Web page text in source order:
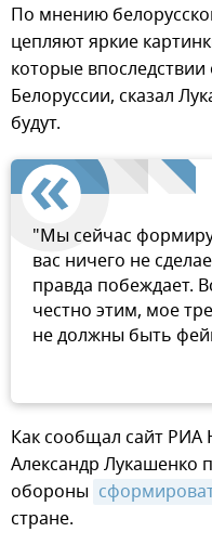
По мнению
цепляют яркие
которые
Белоруссии, сказал
будут.
"Мы сейчас
вас ничего не
правда побеждает.
честно этим, мое
не должны быть
Как сообщал сайт
Александр Лукашенко
обороны
стране.